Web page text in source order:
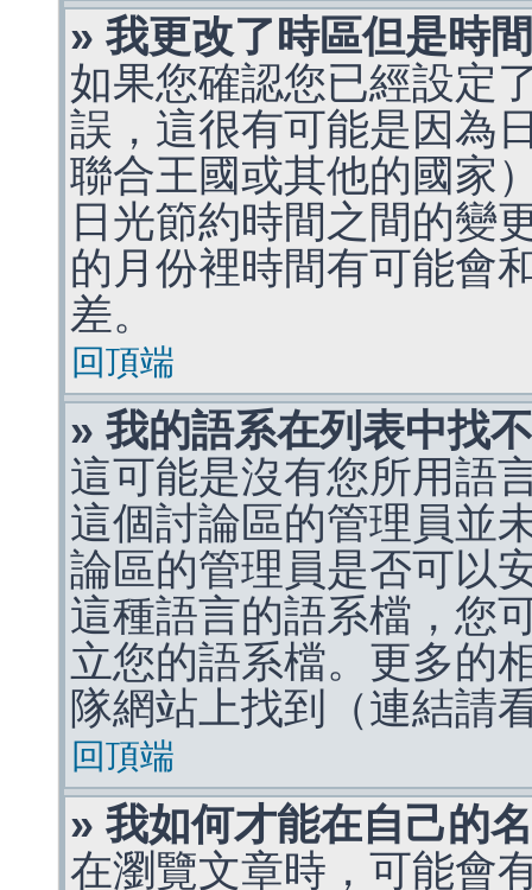
» 我更改了時區但是時
如果您確認您已經設定
誤，這很有可能是因為
聯合王國或其他的國家
日光節約時間之間的變
的月份裡時間有可能會
差。
回頂端
» 我的語系在列表中找
這可能是沒有您所用語
這個討論區的管理員並
論區的管理員是否可以
這種語言的語系檔，您
立您的語系檔。更多的
隊網站上找到（連結請
回頂端
» 我如何才能在自己的
在瀏覽文章時，可能會